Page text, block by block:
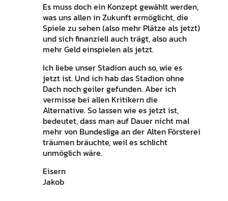
Es muss doch ein Konzept gewählt werden,
was uns allen in Zukunft ermöglicht, die
Spiele zu sehen (also mehr Plätze als jetzt)
und sich finanziell auch trägt, also auch
mehr Geld einspielen als jetzt.
Ich liebe unser Stadion auch so, wie es
jetzt ist. Und ich hab das Stadion ohne
Dach noch geiler gefunden. Aber ich
vermisse bei allen Kritikern die
Alternative. So lassen wie es jetzt ist,
bedeutet, dass man auf Dauer nicht mal
mehr von Bundesliga an der Alten Försterei
träumen bräuchte, weil es schlicht
unmöglich wäre.
Eisern
Jakob